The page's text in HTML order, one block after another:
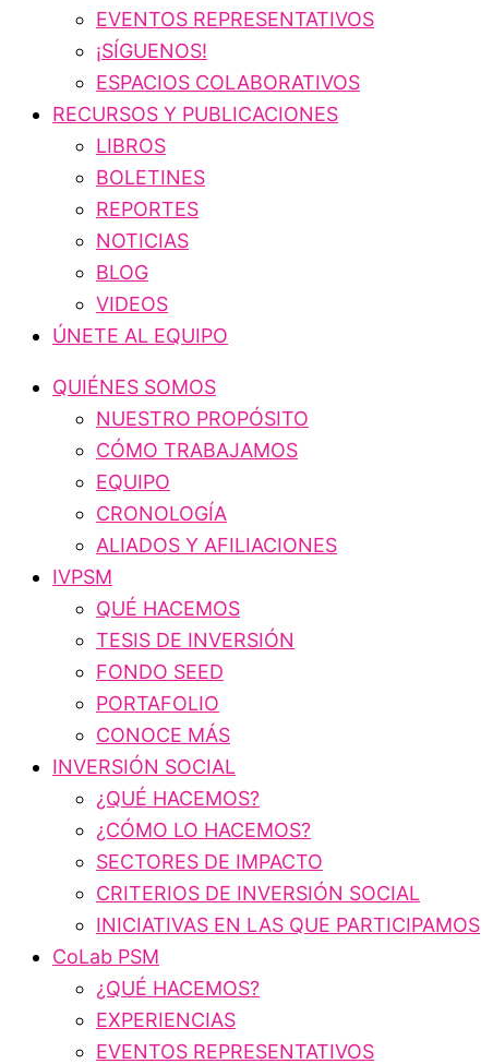
EVENTOS REPRESENTATIVOS
¡SÍGUENOS!
ESPACIOS COLABORATIVOS
RECURSOS Y PUBLICACIONES
LIBROS
BOLETINES
REPORTES
NOTICIAS
BLOG
VIDEOS
ÚNETE AL EQUIPO
QUIÉNES SOMOS
NUESTRO PROPÓSITO
CÓMO TRABAJAMOS
EQUIPO
CRONOLOGÍA
ALIADOS Y AFILIACIONES
IVPSM
QUÉ HACEMOS
TESIS DE INVERSIÓN
FONDO SEED
PORTAFOLIO
CONOCE MÁS
INVERSIÓN SOCIAL
¿QUÉ HACEMOS?
¿CÓMO LO HACEMOS?
SECTORES DE IMPACTO
CRITERIOS DE INVERSIÓN SOCIAL
INICIATIVAS EN LAS QUE PARTICIPAMOS
CoLab PSM
¿QUÉ HACEMOS?
EXPERIENCIAS
EVENTOS REPRESENTATIVOS